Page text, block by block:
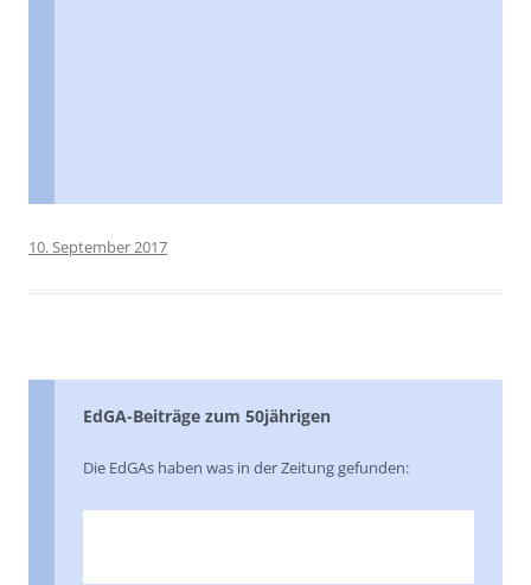
10. September 2017
EdGA-Beiträge zum 50jährigen
Die EdGAs haben was in der Zeitung gefunden: